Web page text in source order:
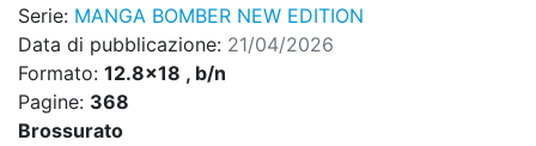
Serie: MANGA BOMBER NEW EDITION
Data di pubblicazione: 21/04/2026
Formato: 12.8x18 , b/n
Pagine: 368
Brossurato